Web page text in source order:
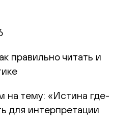
правильно читать и
на тему: «Истина где-
для интерпретации